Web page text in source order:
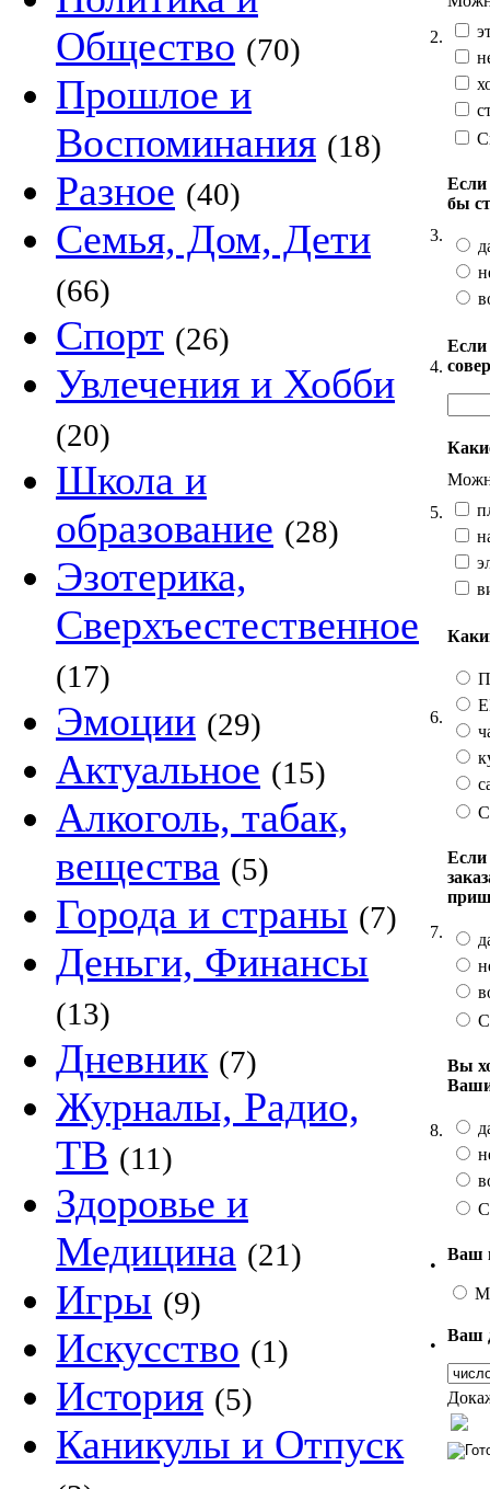
Общество (70)
Прошлое и
Воспоминания (18)
Разное (40)
Семья, Дом, Дети
(66)
Спорт (26)
Увлечения и Хобби
(20)
Школа и
образование (28)
Эзотерика,
Сверхъестественное
(17)
Эмоции (29)
Актуальное (15)
Алкоголь, табак,
вещества (5)
Города и страны (7)
Деньги, Финансы
(13)
Дневник (7)
Журналы, Радио,
ТВ (11)
Здоровье и
Медицина (21)
Игры (9)
Искусство (1)
История (5)
Каникулы и Отпуск
2.
3.
Если
бы
4.
5.
6.
7.
Если
8.
Вы
•
Ваш
•
Ваш